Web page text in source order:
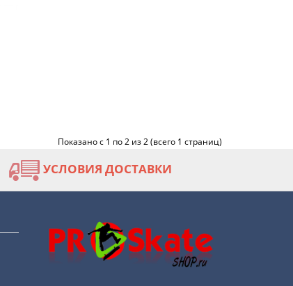
Показано с 1 по 2 из 2 (всего 1 страниц)
УСЛОВИЯ ДОСТАВКИ